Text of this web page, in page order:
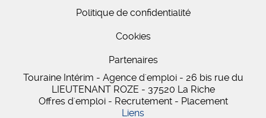
Politique de confidentialité
Cookies
Partenaires
Touraine Intérim - Agence d'emploi - 26 bisrue du
LIEUTENANT ROZE - 37520 La Riche
Offres d'emploi - Recrutement - Placement
Liens